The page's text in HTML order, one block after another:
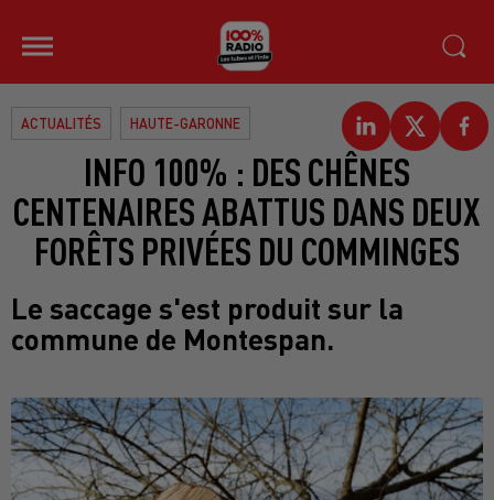
ACTUALITÉS HAUTE-GARONNE
INFO 100% : DES CHÊNES
CENTENAIRES ABATTUS DANS DEUX
FORÊTS PRIVÉES DU COMMINGES
Le saccage s'est produit sur la
commune de Montespan.